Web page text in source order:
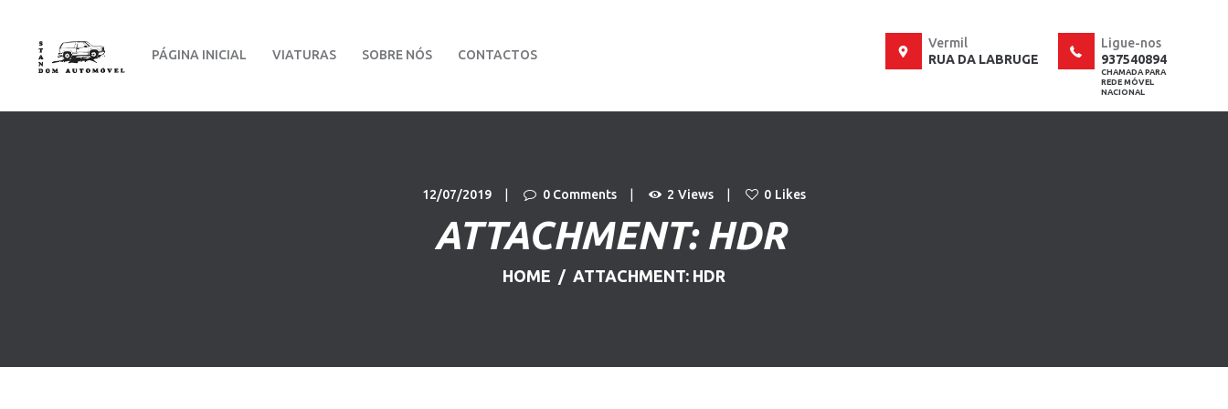
PÁGINA INICIAL VIATURAS SOBRE NÓS CONTACTOS
Vermil
RUA DA LABRUGE
Ligue-nos
937540894
12/07/2019 0 Comments 2 Views 0 Likes
ATTACHMENT: HDR
HOME ATTACHMENT: HDR
VIATURAS
SOBRE NÓS